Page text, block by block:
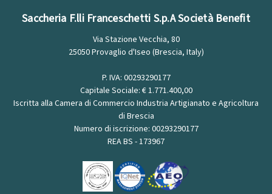
Saccheria F.lli Franceschetti S.p.A Società Benefit
Via Stazione Vecchia, 80
25050 Provaglio d'Iseo (Brescia, Italy)
P. IVA: 00293290177
Capitale Sociale: € 1.771.400,00
Iscritta alla Camera di Commercio Industria Artigianato e Agricoltura
di Brescia
Numero di iscrizione: 00293290177
REA BS - 173967